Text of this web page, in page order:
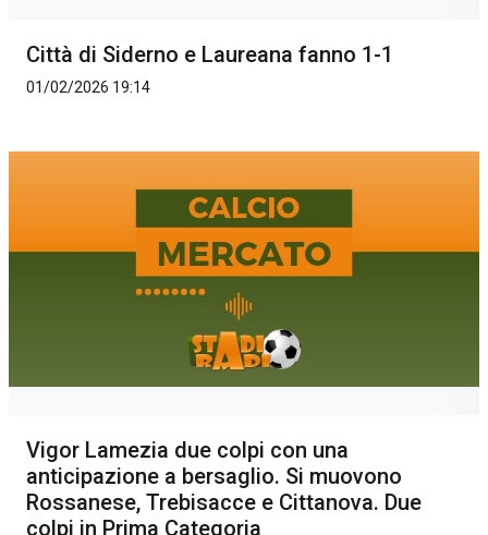
Città di Siderno e Laureana fanno 1-1
01/02/2026 19:14
Vigor Lamezia due colpi con una
anticipazione a bersaglio. Si muovono
Rossanese, Trebisacce e Cittanova. Due
colpi in Prima Categoria